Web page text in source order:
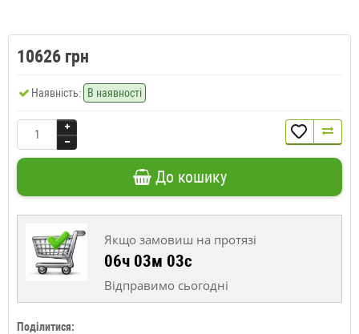
10626 грн
Наявність: В наявності
До кошику
Якщо замовиш на протязі
06ч 03м 02с
Відправимо сьогодні
Поділитися: